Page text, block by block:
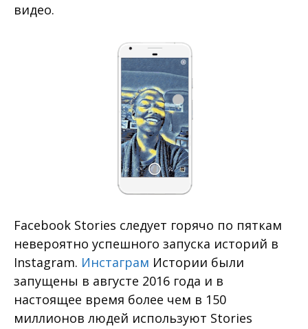
видео.
Facebook Stories следует горячо по пяткам
невероятно успешного запуска историй в
Instagram. Инстаграм Истории были
запущены в августе 2016 года и в
настоящее время более чем в 150
миллионов людей используют Stories